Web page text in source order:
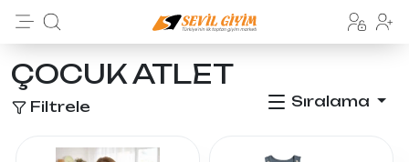
ÇOCUK ATLET
Filtrele Sıralama